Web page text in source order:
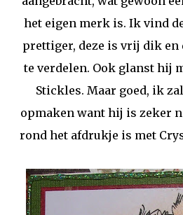
het eigen merk is. Ik vind
prettiger, deze is vrij dik en
te verdelen. Ook glanst hij
Stickles. Maar goed, ik
opmaken want hij is zeker
rond het afdrukje is met